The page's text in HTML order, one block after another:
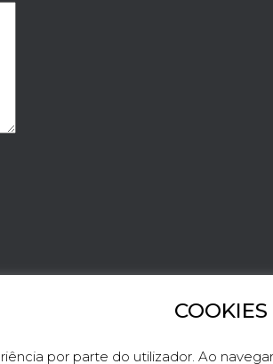
COOKIES
por parte do utilizador. Ao